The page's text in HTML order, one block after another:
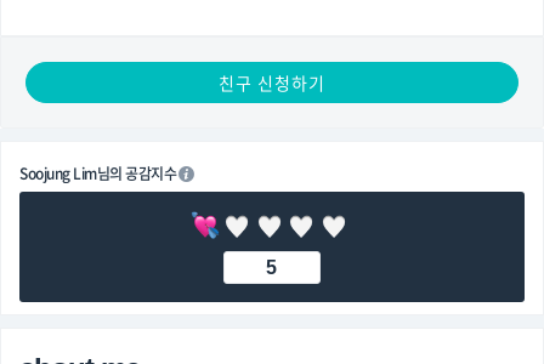
친구 신청하기
Soojung Lim님의 공감지수
5